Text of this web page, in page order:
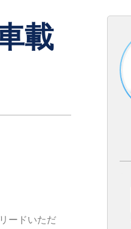
載
ードいただ